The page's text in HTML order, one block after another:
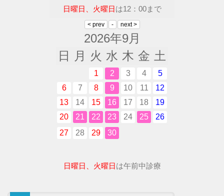
日曜日、火曜日は12：00まで
2026年9月
日
月 火 水 木 金 土
1 2 3 4
5
6
7 8 9 10 11
12
13
14 15 16 17 18
19
20
21 22 23 24 25
26
27
28 29 30
日曜日、火曜日は午前中診療